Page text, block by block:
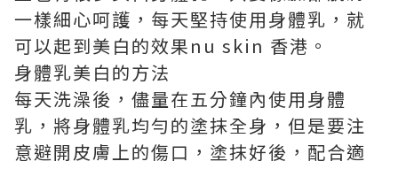
一樣細心呵護，每天堅持使用身體乳，就
可以起到美白的效果nu skin 香港 。
身體乳美白的方法
每天洗澡後，儘量在五分鐘內使用身體
乳，將身體乳均勻的塗抹全身，但是要注
意避開皮膚上的傷口，塗抹好後，配合適